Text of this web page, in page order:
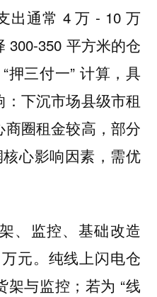
出通常 4 万 - 10 万
300-350 平方米的仓
押三付一” 计算，具
下沉市场县级市租
圈租金较高，部分
心影响因素，需优
、监控、基础改造
元。纯线上闪电仓
架与监控；若为 “线